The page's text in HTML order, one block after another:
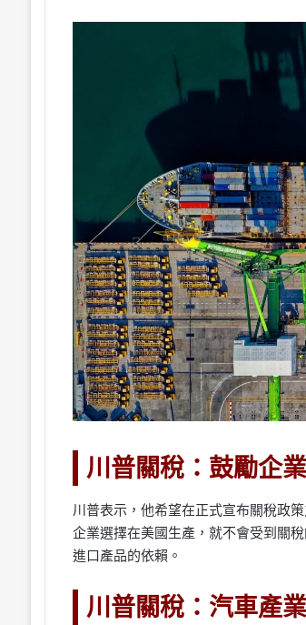
川普關稅：鼓勵企
川普表示，他希望在正式宣布關稅政
企業選擇在美國生產，就不會受到關
進口產品的依賴。
川普關稅：汽車產